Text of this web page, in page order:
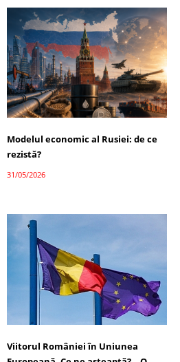
Modelul economic al Rusiei: de ce
rezistă?
31/05/2026
Viitorul României în Uniunea